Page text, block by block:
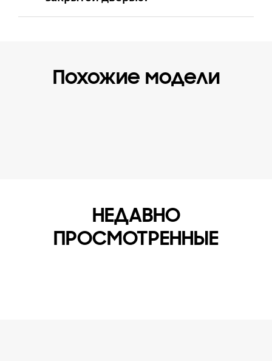
Похожие модели
НЕДАВНО
ПРОСМОТРЕННЫЕ